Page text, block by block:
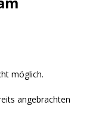
möglich.
angebrachten